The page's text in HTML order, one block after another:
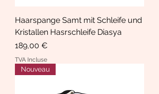
Haarspange Samt mit Schleife und
Kristallen Hasrschleife Diasya
Prix
189,00 €
TVA Incluse
Nouveau